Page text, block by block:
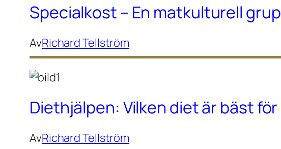
Specialkost – En matkulturell
AvRichard Tellström
Diethjälpen: Vilken diet är bäst
AvRichard Tellström